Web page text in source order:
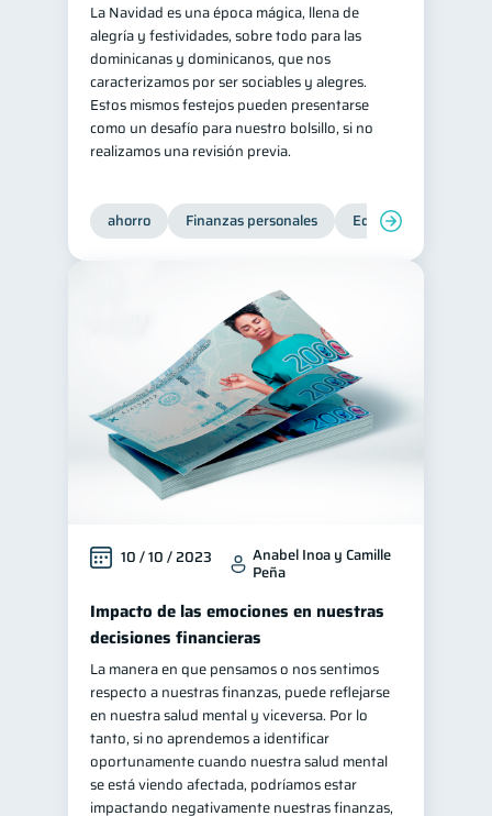
La Navidad es una época mágica, llena de
alegría y festividades, sobre todo para las
dominicanas y dominicanos, que nos
caracterizamos por ser sociables y alegres.
Estos mismos festejos pueden presentarse
como un desafío para nuestro bolsillo, si no
realizamos una revisión previa.
ahorro Finanzas personales Educación financiera
10 / 10 / 2023 Anabel Inoa y Camille
Peña
Impacto de las emociones en nuestras
decisiones financieras
La manera en que pensamos o nos sentimos
respecto a nuestras finanzas, puede reflejarse
en nuestra salud mental y viceversa. Por lo
tanto, si no aprendemos a identificar
oportunamente cuando nuestra salud mental
se está viendo afectada, podríamos estar
impactando negativamente nuestras finanzas,